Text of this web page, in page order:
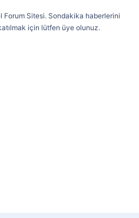
Sitesi. Sondakika haberlerini
için lütfen üye olunuz.